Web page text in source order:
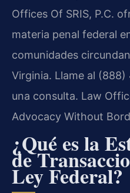
Offices Of SRIS, P.C.
materia penal federal
comunidades
Virginia. Llame al
una consulta. Law
Advocacy Without
¿Qué es la
de
Ley Federal?